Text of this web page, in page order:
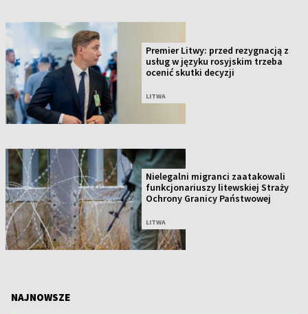
Premier Litwy: przed rezygnacją z
usług w języku rosyjskim trzeba
ocenić skutki decyzji
LITWA
Nielegalni migranci zaatakowali
funkcjonariuszy litewskiej Straży
Ochrony Granicy Państwowej
LITWA
NAJNOWSZE